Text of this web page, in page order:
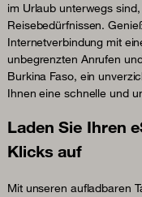
im Urlaub unterwegs
Reisebedürfnissen.
Internetverbindung mit
unbegrenzten Anrufen
Burkina Faso, ein
Ihnen eine schnelle und
Laden Sie Ihren
Klicks auf
Mit unseren aufladbaren